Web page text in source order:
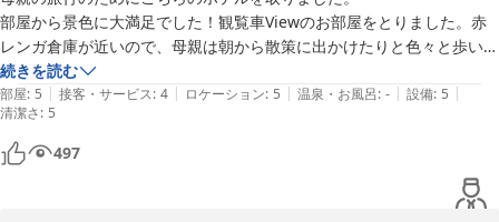
ナビオス横浜
2026-06-15
部屋から景色に大満足でした！観覧車Viewのお部屋をとりました。赤
レンガ倉庫が近いので、母親は朝から散策に出かけたりと色々と歩いて
続きを読む
部屋: 5 | 接客・サービス: 4 | ロケーション: 5 | 温泉・お風呂: - | 設備: 5 |
清潔さ: 5
497